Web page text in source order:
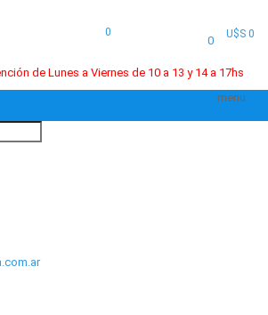
0
0 U$S 0
de Lunes a Viernes de 10 a 13 y 14 a 17hs
menu